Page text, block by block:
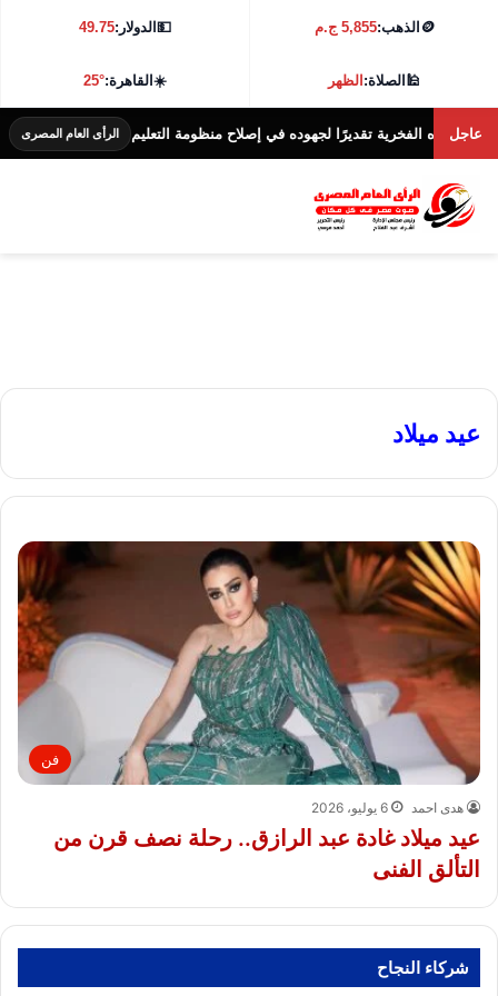
🪙 الذهب:5,855 ج.م 💵الدولار:49.75
🕌الصلاة:الظهر ☀️القاهرة:25°
عاجلالفخرية تقديرًا لجهوده في إصلاح منظومة التعليم الرأى العام المصرى
عيد ميلاد
فن
هدى احمد 6 يوليو، 2026
عيد ميلاد غادة عبد الرازق.. رحلة نصف قرن من
التألق الفنى
شركاء النجاح